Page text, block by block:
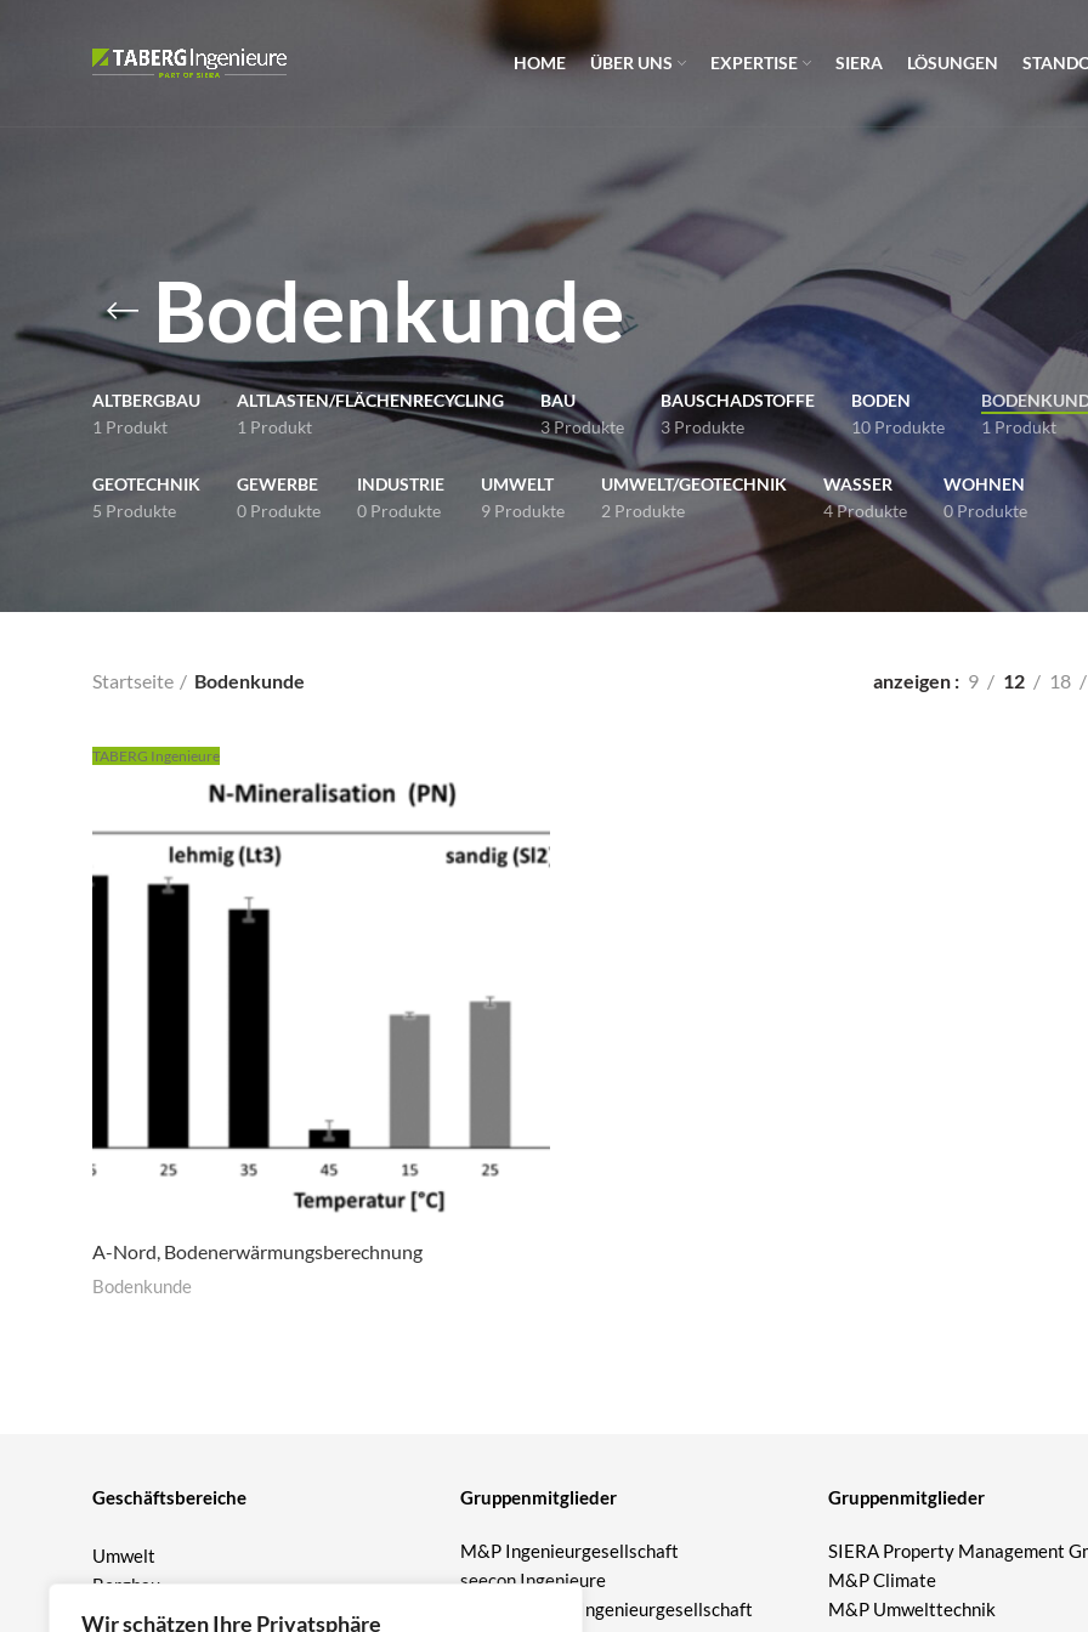
Wir schätzen Ihre Privatsphäre
HOME ÜBER UNS EXPERTISE SIERA LÖSUNGEN
Bodenkunde
ALTBERGBAU
1 Produkt
ALTLASTEN/FLÄCHENRECYCLING
1 Produkt
BAU
3 Produkte
BAUSCHADSTOFFE
3 Produkte
BODEN
10 Produkte
1 Produkt
GEOTECHNIK
5 Produkte
GEWERBE
0 Produkte
INDUSTRIE
0 Produkte
UMWELT
9 Produkte
UMWELT/GEOTECHNIK
2 Produkte
WASSER
4 Produkte
WOHNEN
0 Produkte
Startseite Bodenkunde anzeigen 9 12 18
A-Nord, Bodenerwärmungsberechnung
Bodenkunde
Geschäftsbereiche
Umwelt
Bergbau
Geotechnik
Gruppenmitglieder
M&P Ingenieurgesellschaft
seecon Ingenieure
Prof. Burmeier Ingenieurgesellschaft
Gruppenmitglieder
SIERA Property Management
M&P Climate
M&P Umwelttechnik